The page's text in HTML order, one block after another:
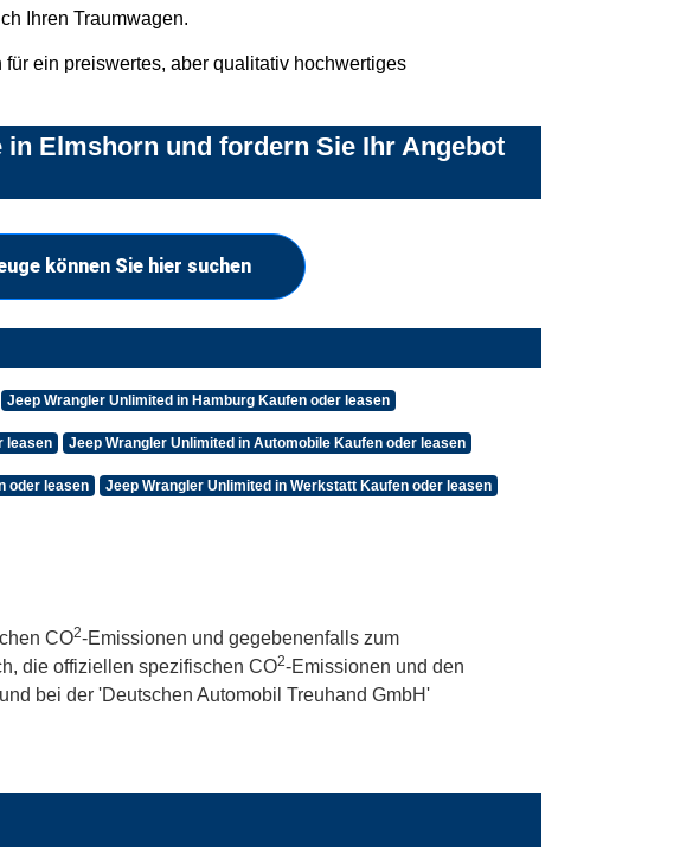
Ihren Traumwagen.
ein preiswertes, aber qualitativ hochwertiges
Elmshorn und fordern Sie Ihr Angebot
können Sie hier suchen
Jeep Wrangler Unlimited in Hamburg Kaufen oder leasen
leasen Jeep Wrangler Unlimited in Automobile Kaufen oder leasen
oder leasen Jeep Wrangler Unlimited in Werkstatt Kaufen oder leasen
CO2-Emissionen und gegebenenfalls zum
die offiziellen spezifischen CO2-Emissionen und den
bei der 'Deutschen Automobil Treuhand GmbH'